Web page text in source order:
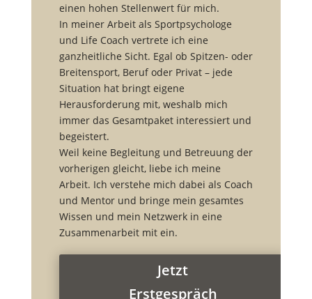
einen hohen Stellenwert für mich.
In meiner Arbeit als Sportpsychologe
und Life Coach vertrete ich eine
ganzheitliche Sicht. Egal ob Spitzen- oder
Breitensport, Beruf oder Privat – jede
Situation hat bringt eigene
Herausforderung mit, weshalb mich
immer das Gesamtpaket interessiert und
begeistert.
Weil keine Begleitung und Betreuung der
vorherigen gleicht, liebe ich meine
Arbeit. Ich verstehe mich dabei als Coach
und Mentor und bringe mein gesamtes
Wissen und mein Netzwerk in eine
Zusammenarbeit mit ein.
Jetzt
Erstgespräch